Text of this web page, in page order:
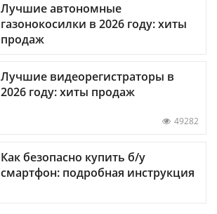
Лучшие автономные
газонокосилки в 2026 году: хиты
продаж
Лучшие видеорегистраторы в
2026 году: хиты продаж
49282
Как безопасно купить б/у
смартфон: подробная инструкция